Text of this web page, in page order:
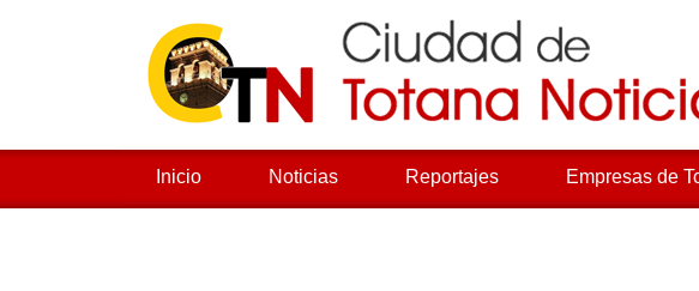
Inicio Noticias Reportajes Empresas de